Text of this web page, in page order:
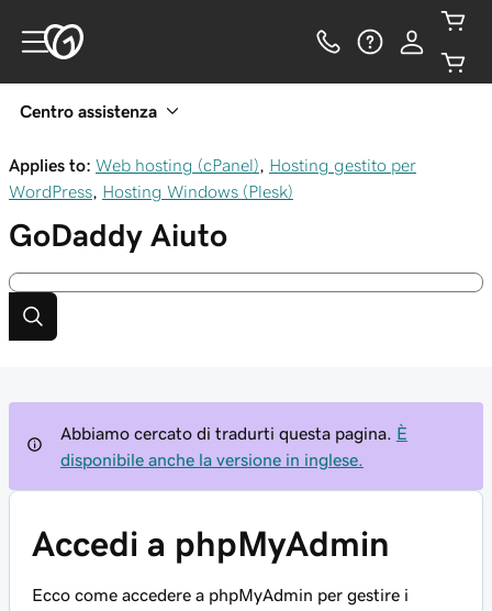
Centro assistenza
Applies to: Web hosting (cPanel)
Hosting gestito per
WordPress
Hosting Windows (Plesk)
GoDaddy Aiuto
Abbiamo cercato di tradurti questa pagina.
È
disponibile anche la versione in inglese.
Accedi a phpMyAdmin
Ecco come accedere a phpMyAdmin per gestire i